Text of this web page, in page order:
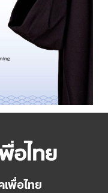
พื่อไทย